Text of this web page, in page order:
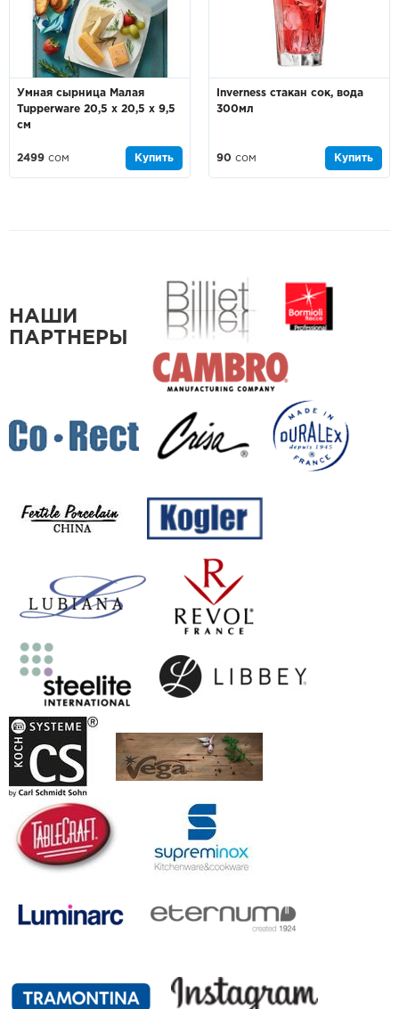
Умная сырница Малая
Tupperware 20,5 х 20,5 х 9,5
см
2499 сом Купить
Inverness стакан сок, вода
300мл
90 сом Купить
НАШИ
ПАРТНЕРЫ